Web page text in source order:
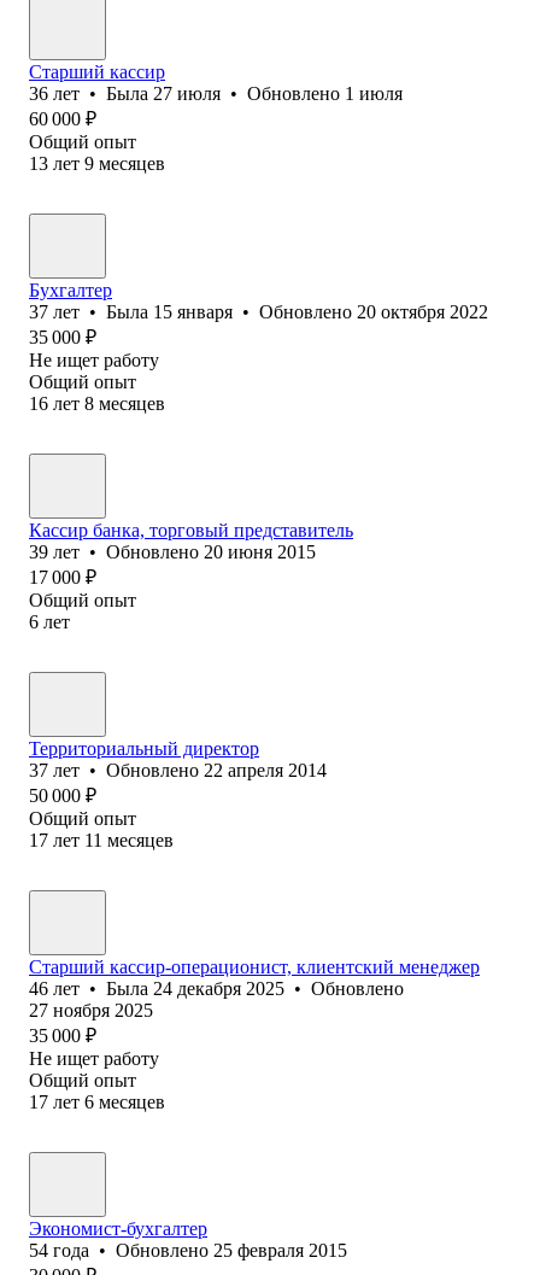
Старший кассир
36 лет • Была 27 июля • Обновлено 1 июля
60 000 ₽
Общий опыт
13 лет 9 месяцев
Бухгалтер
37 лет • Была 15 января • Обновлено 20 октября 2022
35 000 ₽
Не ищет работу
Общий опыт
16 лет 8 месяцев
Кассир банка, торговый представитель
39 лет • Обновлено 20 июня 2015
17 000 ₽
Общий опыт
6 лет
Территориальный директор
37 лет • Обновлено 22 апреля 2014
50 000 ₽
Общий опыт
17 лет 11 месяцев
Старший кассир-операционист, клиентский менеджер
46 лет • Была 24 декабря 2025 • Обновлено
27 ноября 2025
35 000 ₽
Не ищет работу
Общий опыт
17 лет 6 месяцев
Экономист-бухгалтер
54 года • Обновлено 25 февраля 2015